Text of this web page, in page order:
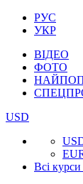
РУС
УКР
ВІДЕО
ФОТО
USD
Всі